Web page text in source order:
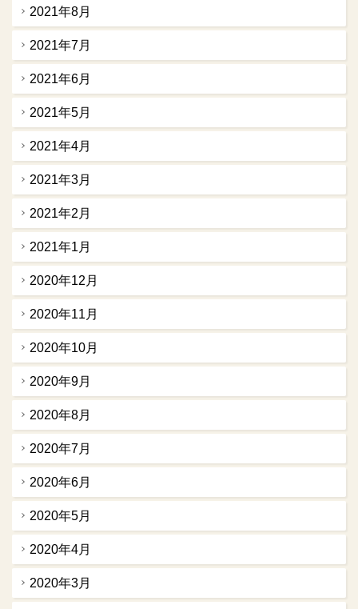
2021年8月
2021年7月
2021年6月
2021年5月
2021年4月
2021年3月
2021年2月
2021年1月
2020年12月
2020年11月
2020年10月
2020年9月
2020年8月
2020年7月
2020年6月
2020年5月
2020年4月
2020年3月